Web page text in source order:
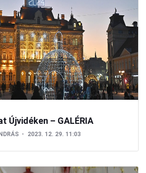
Újvidéken – GALÉRIA
2023. 12. 29. 11:03